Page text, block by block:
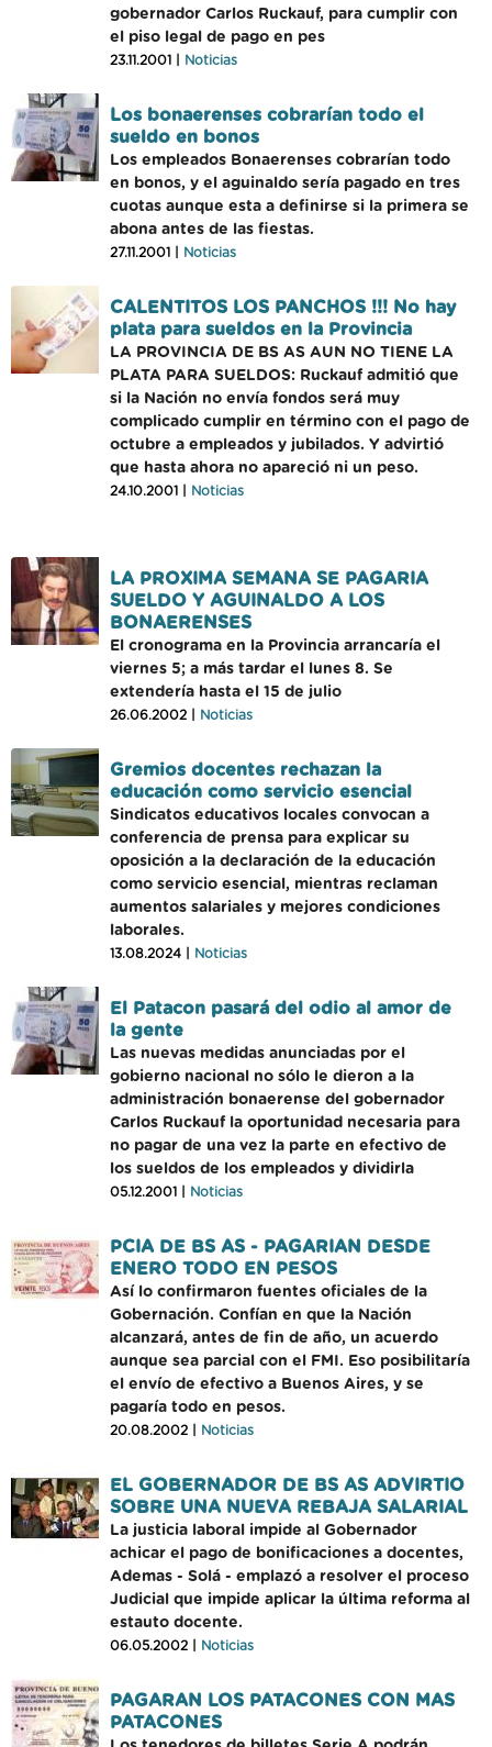
gobernador Carlos Ruckauf, para cumplir con
el piso legal de pago en pes
23.11.2001 | Noticias
Los bonaerenses cobrarían todo el
sueldo en bonos
Los empleados Bonaerenses cobrarían todo
en bonos, y el aguinaldo sería pagado en tres
cuotas aunque esta a definirse si la primera se
abona antes de las fiestas.
27.11.2001 | Noticias
CALENTITOS LOS PANCHOS !!! No hay
plata para sueldos en la Provincia
LA PROVINCIA DE BS AS AUN NO TIENE LA
PLATA PARA SUELDOS: Ruckauf admitió que
si la Nación no envía fondos será muy
complicado cumplir en término con el pago de
octubre a empleados y jubilados. Y advirtió
que hasta ahora no apareció ni un peso.
24.10.2001 | Noticias
LA PROXIMA SEMANA SE PAGARIA
SUELDO Y AGUINALDO A LOS
BONAERENSES
El cronograma en la Provincia arrancaría el
viernes 5; a más tardar el lunes 8. Se
extendería hasta el 15 de julio
26.06.2002 | Noticias
Gremios docentes rechazan la
educación como servicio esencial
Sindicatos educativos locales convocan a
conferencia de prensa para explicar su
oposición a la declaración de la educación
como servicio esencial, mientras reclaman
aumentos salariales y mejores condiciones
laborales.
13.08.2024 | Noticias
El Patacon pasará del odio al amor de
la gente
Las nuevas medidas anunciadas por el
gobierno nacional no sólo le dieron a la
administración bonaerense del gobernador
Carlos Ruckauf la oportunidad necesaria para
no pagar de una vez la parte en efectivo de
los sueldos de los empleados y dividirla
05.12.2001 | Noticias
PCIA DE BS AS - PAGARIAN DESDE
ENERO TODO EN PESOS
Así lo confirmaron fuentes oficiales de la
Gobernación. Confían en que la Nación
alcanzará, antes de fin de año, un acuerdo
aunque sea parcial con el FMI. Eso posibilitaría
el envío de efectivo a Buenos Aires, y se
pagaría todo en pesos.
20.08.2002 | Noticias
EL GOBERNADOR DE BS AS ADVIRTIO
SOBRE UNA NUEVA REBAJA SALARIAL
La justicia laboral impide al Gobernador
achicar el pago de bonificaciones a docentes,
Ademas - Solá - emplazó a resolver el proceso
Judicial que impide aplicar la última reforma al
estauto docente.
06.05.2002 | Noticias
PAGARAN LOS PATACONES CON MAS
PATACONES